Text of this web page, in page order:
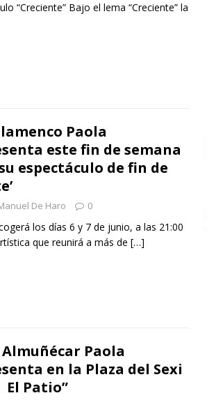
“Creciente” Bajo el lema “Creciente” la
Paola
este fin de semana
espectáculo de fin de
De Haro 0
los días 6 y 7 de junio, a las 21:00
que reunirá a más de […]
Paola
en la Plaza del Sexi
El Patio”